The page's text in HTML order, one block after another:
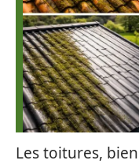
Les toitures,